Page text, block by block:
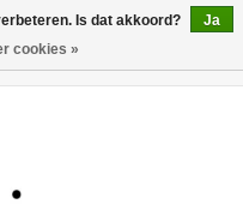
Is dat akkoord?
Ja
cookies »